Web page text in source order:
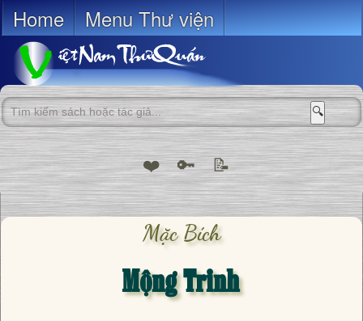
Home Menu Thư viện
🔍
❤️ 🔑 📝
Mặc Bích
Mộng Trinh